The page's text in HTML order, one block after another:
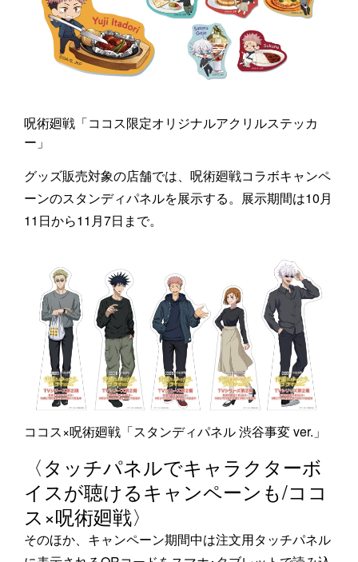
呪術廻戦「ココス限定オリジナルアクリルステッカ
ー」
グッズ販売対象の店舗では、呪術廻戦コラボキャンペ
ーンのスタンディパネルを展示する。展示期間は10月
11日から11月7日まで。
ココス×呪術廻戦「スタンディパネル 渋谷事変 ver.」
〈タッチパネルでキャラクターボ
イスが聴けるキャンペーンも/ココ
ス×呪術廻戦〉
そのほか、キャンペーン期間中は注文用タッチパネル